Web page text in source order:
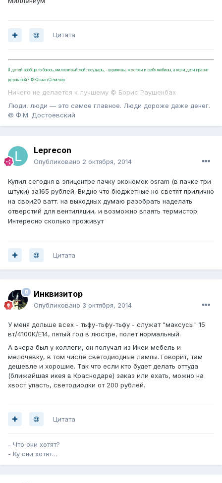
Цитата
Я детей вообще то боюсь, милостивый мой государь, - шумливы, жестоки и себялюбивы, а коли дети правят
державой? ©Юлиан Семёнов
Ничего не делается к лучшему © Борис Раушенбах
Люди, люди — это самое главное. Люди дороже даже денег.
© Ф.М. Достоевский
Leprecon
Опубликовано 2 октября, 2014
Купил сегодня в эпицентре пачку экономок osram (в пачке три
штуки) за165 рублей. Видно что бюджетные но светят прилично
на свои20 ватт. на выходных думаю разобрать наделать
отверстий для вентиляции, и возможно впаять термистор.
Интересно сколько проживут
Цитата
Инквизитор
Опубликовано 3 октября, 2014
У меня дольше всех - тьфу-тьфу-тьфу - служат "максусы" 15
вт/4100К/Е14, пятый год в люстре, полет нормальный.
А вчера был у коллеги, он получал из Икеи мебель и
мелочевку, в том числе светодиодные лампы. Говорит, там
дешевле и хорошие. Так что если кто будет делать оттуда
(ближайшая икея в Краснодаре) заказ или ехать, можно на
хвост упасть, светодиодки от 200 рублей.
Цитата
- Что они хотят?
- Ку они хотят…